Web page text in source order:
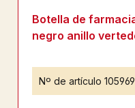
Botella de
negro anillo
Nº de artículo 105969